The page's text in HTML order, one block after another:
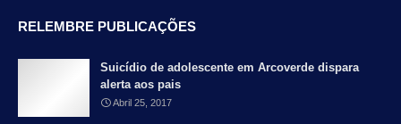
RELEMBRE PUBLICAÇÕES
Suicídio de adolescente em Arcoverde dispara
alerta aos pais
Abril 25, 2017